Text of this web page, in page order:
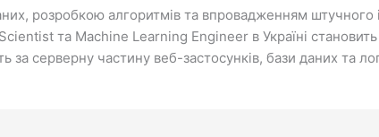
розробкою алгоритмів та впровадженням штучного
та Machine Learning Engineer в Україні
за серверну частину веб-застосунків, бази даних та